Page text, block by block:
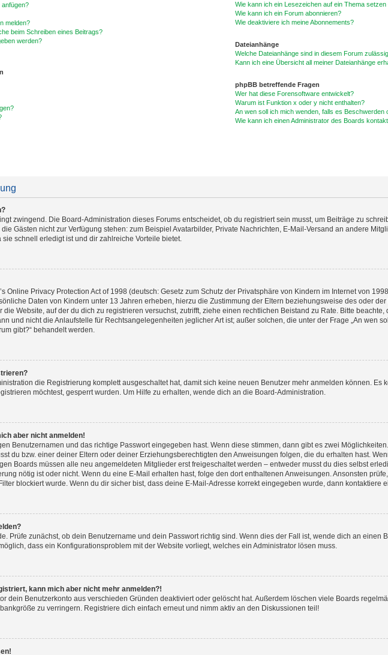
anfügen?
melden?
beim Schreiben eines Beitrags?
werden?
Wie kann ich ein Lesezeichen auf ein Thema
Wie kann ich ein Forum abonnieren?
Wie deaktiviere ich meine Abonnements?
Dateianhänge
Welche Dateianhänge sind in diesem Forum
Kann ich eine Übersicht all meiner Dateianhänge
phpBB betreffende Fragen
Wer hat diese Forensoftware entwickelt?
Warum ist Funktion x oder y nicht enthalten?
An wen soll ich mich wenden, falls es
Wie kann ich einen Administrator des Boards
zwingend. Die Board-Administration dieses Forums entscheidet, ob du registriert sein musst, um Beiträge zu
Gästen nicht zur Verfügung stehen: zum Beispiel Avatarbilder, Private Nachrichten, E-Mail-Versand an andere
schnell erledigt ist und dir zahlreiche Vorteile bietet.
Online Privacy Protection Act of 1998 (deutsch: Gesetz zum Schutz der Privatsphäre von Kindern im Internet von
Daten von Kindern unter 13 Jahren erheben, hierzu die Zustimmung der Eltern beziehungsweise des oder
Website, auf der du dich zu registrieren versuchst, zutrifft, ziehe einen rechtlichen Beistand zu Rate. Bitte
und nicht die Anlaufstelle für Rechtsangelegenheiten jeglicher Art ist; außer solchen, die unter der Frage „An wen
gibt?“ behandelt werden.
die Registrierung komplett ausgeschaltet hat, damit sich keine neuen Benutzer mehr anmelden können. Es
möchtest, gesperrt wurden. Um Hilfe zu erhalten, wende dich an die Board-Administration.
aber nicht anmelden!
Benutzernamen und das richtige Passwort eingegeben hast. Wenn diese stimmen, dann gibt es zwei
du bzw. einer deiner Eltern oder deiner Erziehungsberechtigten den Anweisungen folgen, die du erhalten hast.
Boards müssen alle neu angemeldeten Mitglieder erst freigeschaltet werden – entweder musst du dies selbst
nötig ist oder nicht. Wenn du eine E-Mail erhalten hast, folge den dort enthaltenen Anweisungen. Ansonsten
blockiert wurde. Wenn du dir sicher bist, dass deine E-Mail-Adresse korrekt eingegeben wurde, dann kontaktiere
Prüfe zunächst, ob dein Benutzername und dein Passwort richtig sind. Wenn dies der Fall ist, wende dich an einen
dass ein Konfigurationsproblem mit der Website vorliegt, welches ein Administrator lösen muss.
kann mich aber nicht mehr anmelden?!
dein Benutzerkonto aus verschieden Gründen deaktiviert oder gelöscht hat. Außerdem löschen viele Boards
zu verringern. Registriere dich einfach erneut und nimm aktiv an den Diskussionen teil!